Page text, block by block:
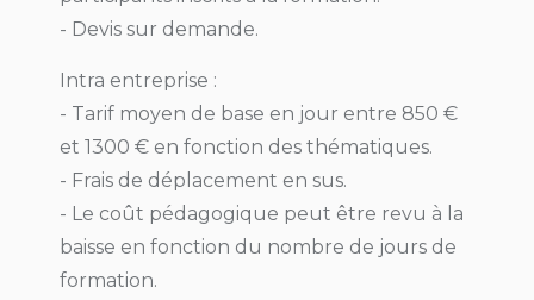
- Devis sur demande.
Intra entreprise :
- Tarif moyen de base en jour entre 850 €
et 1300 € en fonction des thématiques.
- Frais de déplacement en sus.
- Le coût pédagogique peut être revu à la
baisse en fonction du nombre de jours de
formation.